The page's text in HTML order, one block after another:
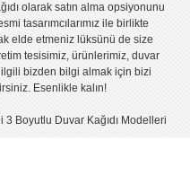
olarak satın alma opsiyonunu
tasarımcılarımız ile birlikte
elde etmeniz lüksünü de size
tesisimiz, ürünlerimiz, duvar
ilgili bizden bilgi almak için bizi
Esenlikle kalın!
Boyutlu Duvar Kağıdı Modelleri